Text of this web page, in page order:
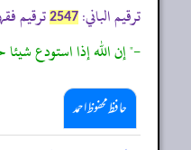
ترقیم الباني: 2547 ترقیم
-" إن الله إذا استودع
حافظ محفوظ احمد